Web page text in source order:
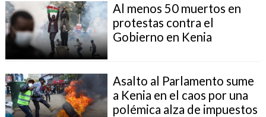
Al menos 50 muertos en
protestas contra el
Gobierno en Kenia
Asalto al Parlamento sume
a Kenia en el caos por una
polémica alza de impuestos